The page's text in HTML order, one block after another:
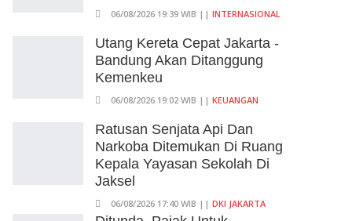
06/08/2026 19:39 WIB || INTERNASIONAL
Utang Kereta Cepat Jakarta -
Bandung Akan Ditanggung
Kemenkeu
06/08/2026 19:02 WIB || KEUANGAN
Ratusan Senjata Api Dan
Narkoba Ditemukan Di Ruang
Kepala Yayasan Sekolah Di
Jaksel
06/08/2026 17:40 WIB || DKI JAKARTA